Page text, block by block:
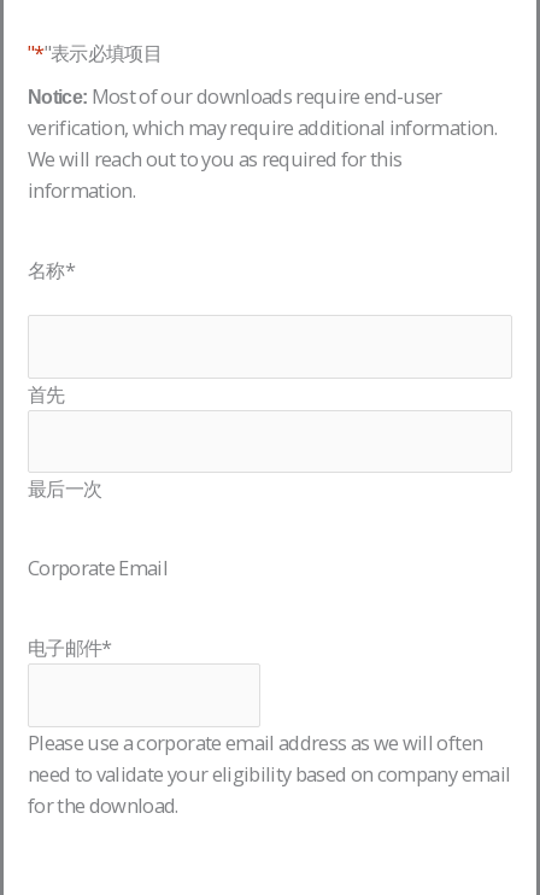
"*"表示必填项目
Notice: Most of our downloads require end-user
verification, which may require additional information.
We will reach out to you as required for this
information.
名称*
首先
最后一次
Corporate Email
电子邮件*
Please use a corporate email address as we will often
need to validate your eligibility based on company email
for the download.